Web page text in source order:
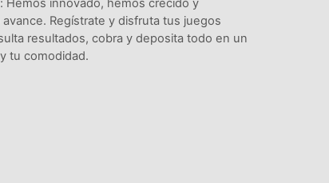
Hemos innovado, hemos crecido y
Regístrate y disfruta tus juegos
resultados, cobra y deposita todo en un
tu comodidad.